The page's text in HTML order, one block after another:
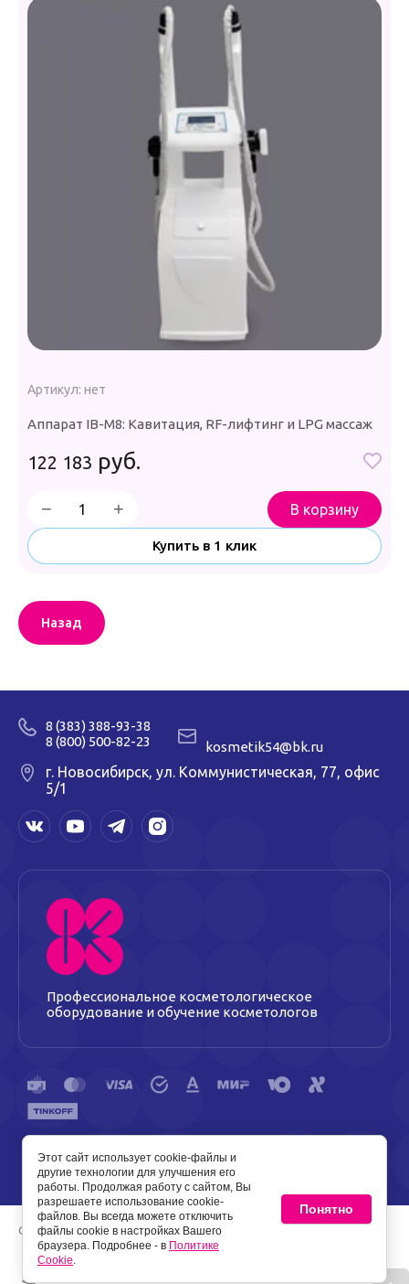
Артикул: нет
Аппарат IB-M8: Кавитация, RF-лифтинг и LPG массаж
122 183 руб.
− + В корзину
Купить в 1 клик
Назад
8 (383) 388-93-38
8 (800) 500-82-23
kosmetik54@bk.ru
г. Новосибирск, ул. Коммунистическая, 77, офис
5/1
Профессиональное косметологическое
оборудование и обучение косметологов
Политика конфиденциальности Политика Cookie
Copyright © 2013 - 2026 Косметик
Этот сайт использует cookie-файлы и
другие технологии для улучшения его
работы. Продолжая работу с сайтом, Вы
разрешаете использование cookie-
файлов. Вы всегда можете отключить
файлы cookie в настройках Вашего
браузера. Подробнее - в Политике
Cookie.
Понятно